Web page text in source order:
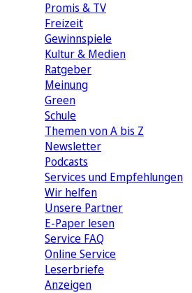
Promis & TV
Freizeit
Gewinnspiele
Kultur & Medien
Ratgeber
Meinung
Green
Schule
Themen von A bis Z
Newsletter
Podcasts
Services und Empfehlungen
Wir helfen
Unsere Partner
E-Paper lesen
Service FAQ
Online Service
Leserbriefe
Anzeigen